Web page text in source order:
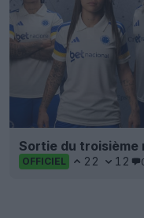
Sortie du troisième
OFFICIEL 22 12